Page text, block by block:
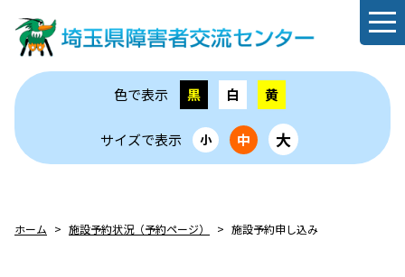
色で表示 黒 白 黄
サイズで表示 小 中 大
ホーム 施設予約状況（予約ページ） 施設予約申し込み